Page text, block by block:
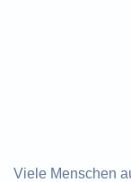
Viele Menschen